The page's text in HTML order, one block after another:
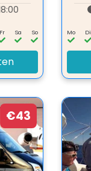
Fr Sa So Mo Di
€43